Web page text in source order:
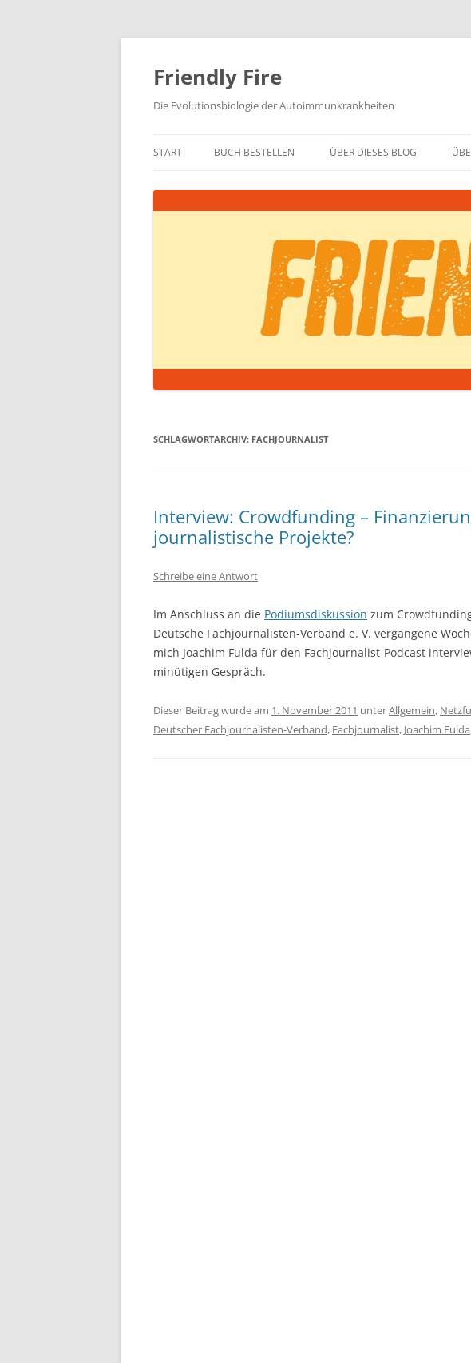
Zum
springen
Friendly Fire
Die Evolutionsbiologie der Autoimmunkrankheiten
START BUCH BESTELLEN ÜBER DIESES BLOG
SCHLAGWORTARCHIV: FACHJOURNALIST
Interview: Crowdfunding –
journalistische Projekte?
Schreibe eine Antwort
Im Anschluss an die Podiumsdiskussion zum
Deutsche Fachjournalisten-Verband e. V. vergangene
mich Joachim Fulda für den Fachjournalist-Podcast
minütigen Gespräch.
Dieser Beitrag wurde am 1. November 2011 unterAllgemein,
Deutscher Fachjournalisten-Verband, Fachjournalist, Joachim Fulda